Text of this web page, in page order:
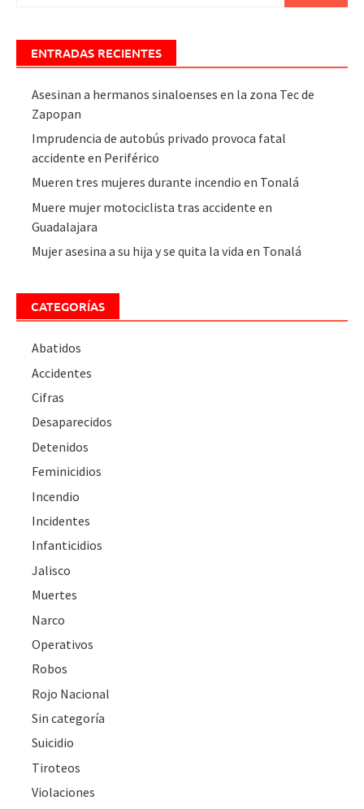
ENTRADAS RECIENTES
Asesinan a hermanos sinaloenses en la zona Tec de
Zapopan
Imprudencia de autobús privado provoca fatal
accidente en Periférico
Mueren tres mujeres durante incendio en Tonalá
Muere mujer motociclista tras accidente en
Guadalajara
Mujer asesina a su hija y se quita la vida en Tonalá
CATEGORÍAS
Abatidos
Accidentes
Cifras
Desaparecidos
Detenidos
Feminicidios
Incendio
Incidentes
Infanticidios
Jalisco
Muertes
Narco
Operativos
Robos
Rojo Nacional
Sin categoría
Suicidio
Tiroteos
Violaciones